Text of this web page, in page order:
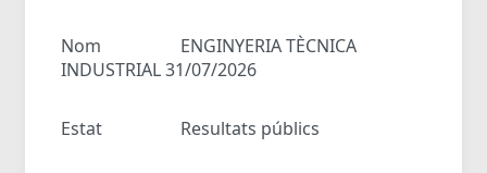
Nom
ENGINYERIA TÈCNICA
INDUSTRIAL 31/07/2026
Estat Resultats públics